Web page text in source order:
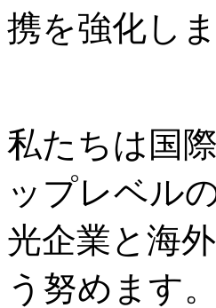
携を強化しま
私たちは国
ップレベル
光企業と海
う努めます。